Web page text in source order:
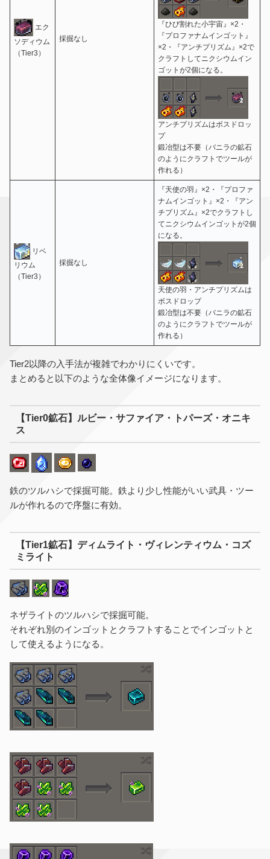
エク
ソディウム
（Tier3）
採掘なし
『ひび割れた小宇宙』×2・
『プロファナムインゴット』
×2・『アンチプリズム』×2で
クラフトしてニクシウムイン
ゴットが2個になる。
アンチプリズムはボスドロッ
プ
鍛冶型は不要（バニラの鉱石
のようにクラフトでツールが
作れる）
リベ
リウム
（Tier3）
採掘なし
『天使の羽』×2・『プロファ
ナムインゴット』×2・『アン
チプリズム』×2でクラフトし
てニクシウムインゴットが2個
になる。
天使の羽・アンチプリズムは
ボスドロップ
鍛冶型は不要（バニラの鉱石
のようにクラフトでツールが
作れる）
Tier2以降の入手法が複雑でわかりにくいです。
まとめると以下のような全体像イメージになります。
【Tier0鉱石】ルビー・サファイア・トパーズ・オニキ
ス
鉄のツルハシで採掘可能。鉄より少し性能がいい武具・ツー
ルが作れるので序盤に有効。
【Tier1鉱石】ディムライト・ヴィレンティウム・コズ
ミライト
ネザライトのツルハシで採掘可能。
それぞれ別のインゴットとクラフトすることでインゴットと
して使えるようになる。